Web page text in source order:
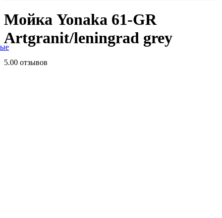
Мойка Yonaka 61-GR
Artgranit/leningrad grey
5.00 отзывов